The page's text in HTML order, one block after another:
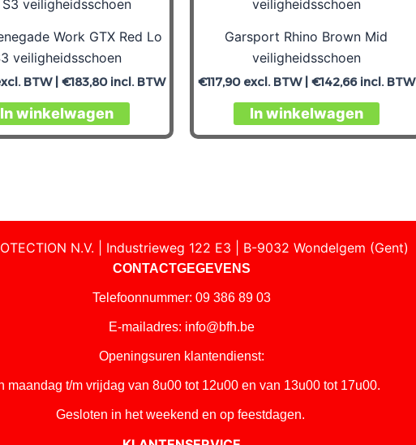
Work GTX Red Lo
veiligheidsschoen
BTW | €183,80incl. BTW
In winkelwagen
Garsport Rhino Brown Mid
veiligheidsschoen
€117,90excl. BTW | €142,66incl. BTW
In winkelwagen
N.V. | Industrieweg 122 E3 | B-9032 Wondelgem (Gent)
CONTACTGEGEVENS
Telefoonnummer: 09 386 89 03
E-mailadres: info@bfh.be
Openingsuren klantendienst:
maandag t/m vrijdag van 8u00 tot 12u00 en van 13u00 tot 17u00.
Gesloten in het weekend en op feestdagen.